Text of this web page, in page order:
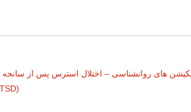
های روانشناسی – اختلال استرس پس از سانحه
(PTSD)